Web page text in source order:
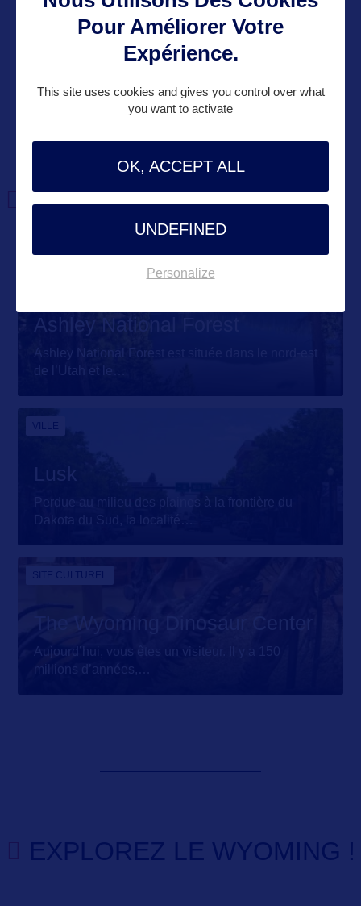
VOIR LE SITE
DANS LA MÊME
Ashley National Forest
Ashley National Forest est située dans le nord-est
de l’Utah et le
VILLE
Lusk
Perdue au milieu des plaines à la frontière du
Dakota du Sud, la localité
SITE CULTUREL
The Wyoming Dinosaur Center
Aujourd’hui, vous êtes un visiteur. Il y a 150
millions d’années,
EXPLOREZ LE WYOMING !
Pour Améliorer Votre
Expérience.
This site uses cookies and gives you control over what
you want to activate
OK, ACCEPT ALL
UNDEFINED
Personalize